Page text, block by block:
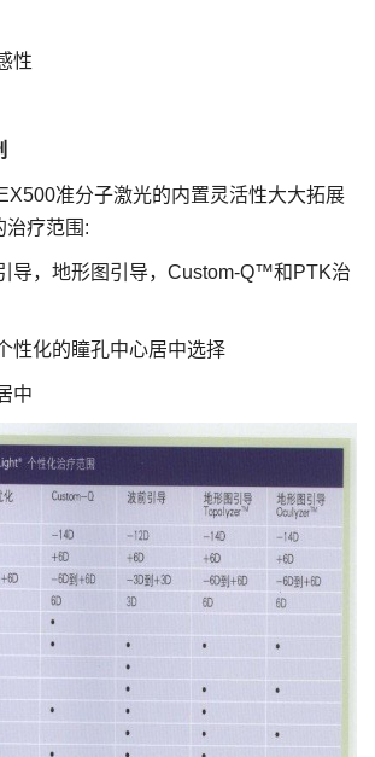
性
准分子激光的内置灵活性大大拓展
治疗范围:
导，地形图引导，Custom-Q™和PTK治
性化的瞳孔中心居中选择
中